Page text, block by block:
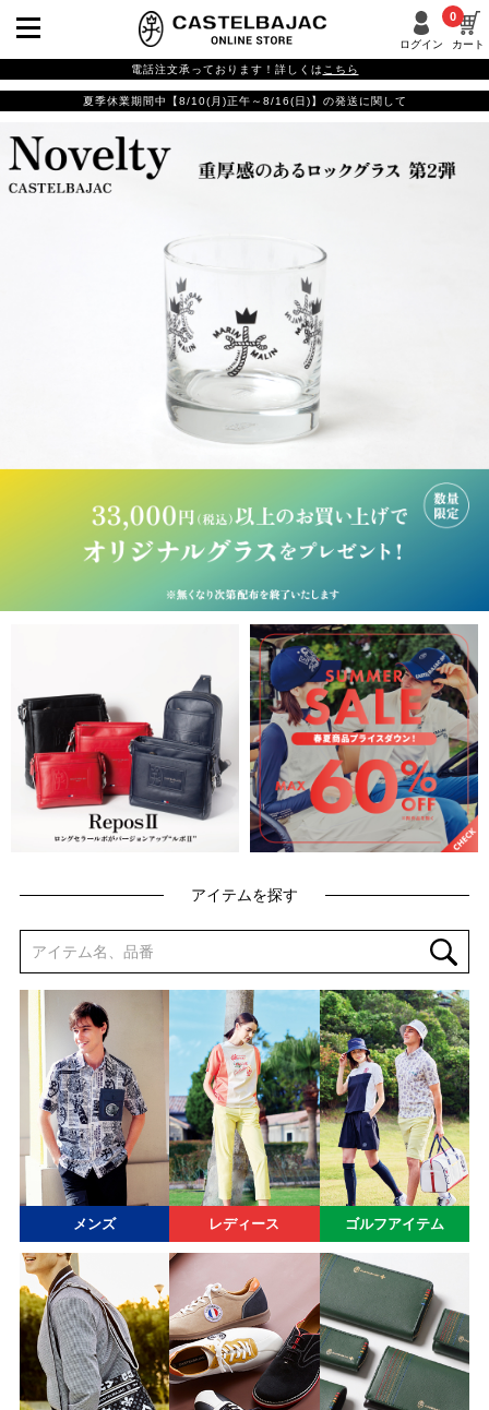
ログイン カート
0
電話注文承っております！詳しくは こちら
夏季休業期間中【8/10(月)正午～8/16(日)】の発送に関して
アイテムを探す
メンズ レディース ゴルフアイテム